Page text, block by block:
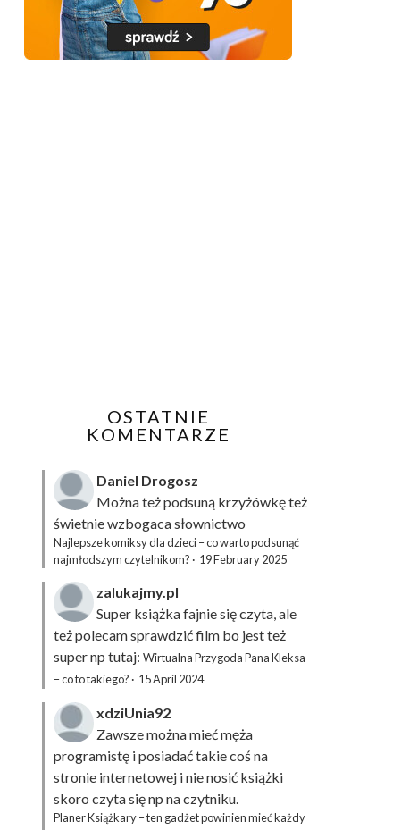
OSTATNIE
KOMENTARZE
Daniel Drogosz
Można też podsuną krzyżówkęteż
świetnie wzbogaca słownictwo
Najlepsze komiksy dla dzieci – co warto podsunąć
najmłodszym czytelnikom? · 19 February 2025
zalukajmy.pl
Super książka fajnie się czyta, ale
też polecam sprawdzić film bo jest też
super np tutaj: Wirtualna Przygoda Pana Kleksa
– co to takiego? · 15 April 2024
xdziUnia92
Zawsze można mieć męża
programistę i posiadać takie coś na
stronie internetowej i nie nosić książki
skoro czyta się np na czytniku.
Planer Książkary – ten gadżet powinien mieć każdy